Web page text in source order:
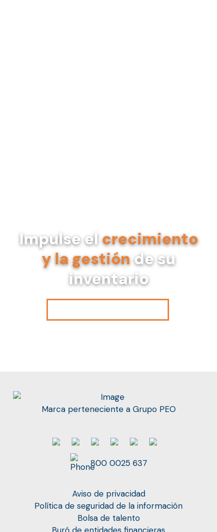
Impulse elcrecimiento
y la gestiónde su
inventario
Aviso de privacidad
Política de seguridad de la información
Bolsa de talento
Marca perteneciente a Grupo PEO
800 0025 637